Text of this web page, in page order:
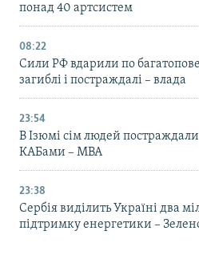
понад 40 артсистем
08:22
Сили РФ вдарили по
загиблі і постраждалі – влада
23:54
В Ізюмі сім людей
КАБами – МВА
23:38
Сербія виділить Україні два
підтримку енергетики –